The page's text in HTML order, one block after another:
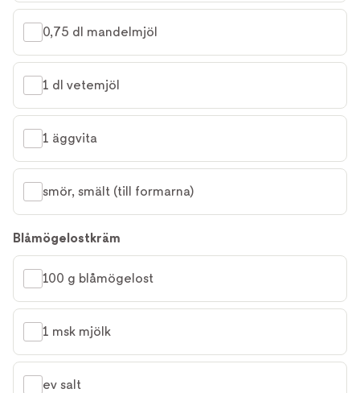
0,75 dl mandelmjöl
1 dl vetemjöl
1 äggvita
smör, smält (till formarna)
Blåmögelostkräm
100 g blåmögelost
1 msk mjölk
ev salt